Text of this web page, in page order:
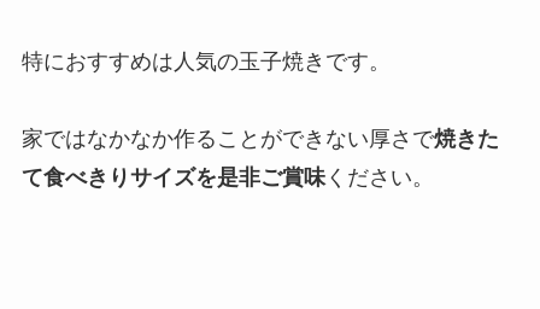
特におすすめは人気の玉子焼きです。
家ではなかなか作ることができない厚さで焼きた
て食べきりサイズを是非ご賞味ください。